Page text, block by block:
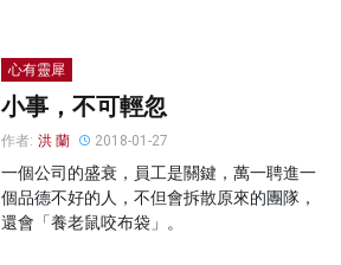
心有靈犀
小事，不可輕忽
作者: 洪 蘭 2018-01-27
一個公司的盛衰，員工是關鍵，萬一聘進一
個品德不好的人，不但會拆散原來的團隊，
還會「養老鼠咬布袋」。